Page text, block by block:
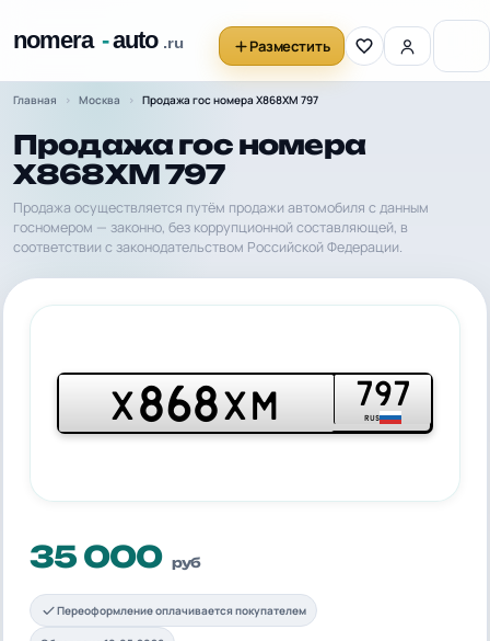
Разместить
Главная Москва Продажа гос номера Х868ХМ 797
Продажа гос номера
Х868ХМ 797
Продажа осуществляется путём продажи автомобиля с данным
госномером — законно, без коррупционной составляющей, в
соответствии с законодательством Российской Федерации.
Х868ХМ 797
RUS
35 000 руб
Переоформление оплачивается покупателем